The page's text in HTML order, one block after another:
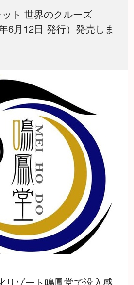
ト 世界のクルーズ
6月12日 発行）発売しま
リゾート鳴鳳堂で没入感